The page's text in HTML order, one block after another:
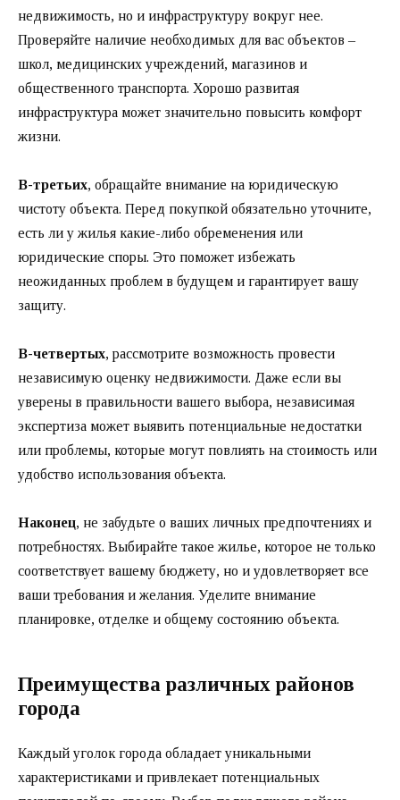
недвижимость, но и инфраструктуру вокруг нее.
Проверяйте наличие необходимых для вас объектов –
школ, медицинских учреждений, магазинов и
общественного транспорта. Хорошо развитая
инфраструктура может значительно повысить комфорт
жизни.
В-третьих, обращайте внимание на юридическую
чистоту объекта. Перед покупкой обязательно уточните,
есть ли у жилья какие-либо обременения или
юридические споры. Это поможет избежать
неожиданных проблем в будущем и гарантирует вашу
защиту.
В-четвертых, рассмотрите возможность провести
независимую оценку недвижимости. Даже если вы
уверены в правильности вашего выбора, независимая
экспертиза может выявить потенциальные недостатки
или проблемы, которые могут повлиять на стоимость или
удобство использования объекта.
Наконец, не забудьте о ваших личных предпочтениях и
потребностях. Выбирайте такое жилье, которое не только
соответствует вашему бюджету, но и удовлетворяет все
ваши требования и желания. Уделите внимание
планировке, отделке и общему состоянию объекта.
Преимущества различных районов
города
Каждый уголок города обладает уникальными
характеристиками и привлекает потенциальных